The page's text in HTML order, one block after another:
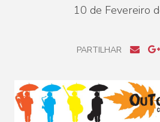
10 de Fevereiro
PARTILHAR